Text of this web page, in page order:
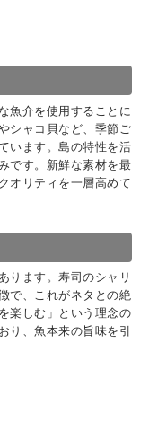
魚介を使用することに
シャコ貝など、季節ご
います。島の特性を活
です。新鮮な素材を最
オリティを一層高めて
ります。寿司のシャリ
で、これがネタとの絶
楽しむ」という理念の
り、魚本来の旨味を引